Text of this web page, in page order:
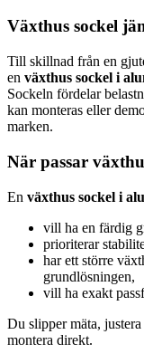
Växthus sockel
Till skillnad från en
en växthus sockel i
Sockeln fördelar
kan monteras eller
marken.
När passar
En växthus sockel i
vill ha en färdig
prioriterar
har ett större
grundlösningen,
vill ha exakt
Du slipper mäta,
montera direkt.